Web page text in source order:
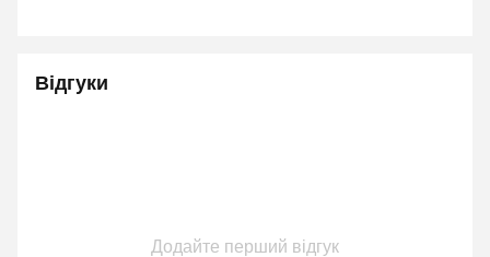
Відгуки
Додайте перший відгук